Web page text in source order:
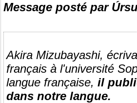
Message posté par
Akira Mizubayashi,
français à l'université
langue française, il
dans notre langue.